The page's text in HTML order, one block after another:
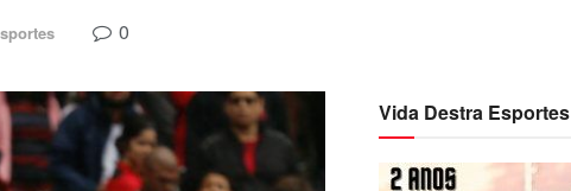
0
Vida Destra Esportes